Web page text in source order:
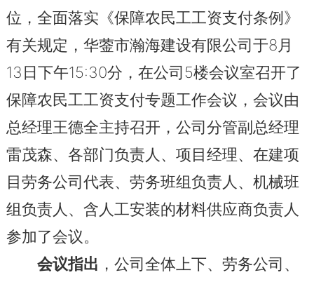
位，全面落实《保障农民工工资支付条例》
有关规定，华蓥市瀚海建设有限公司于8 月
13 日下午15:30分，在公司 5楼会议室召开了
保障农民工工资支付专题工作会议，会议由
总经理王德全主持召开，公司分管副总经理
雷茂森、各部门负责人、项目经理、在建项
目劳务公司代表、劳务班组负责人、机械班
组负责人、含人工安装的材料供应商负责人
参加了会议。
会议指出 ， 公司全体上下、劳务公司、